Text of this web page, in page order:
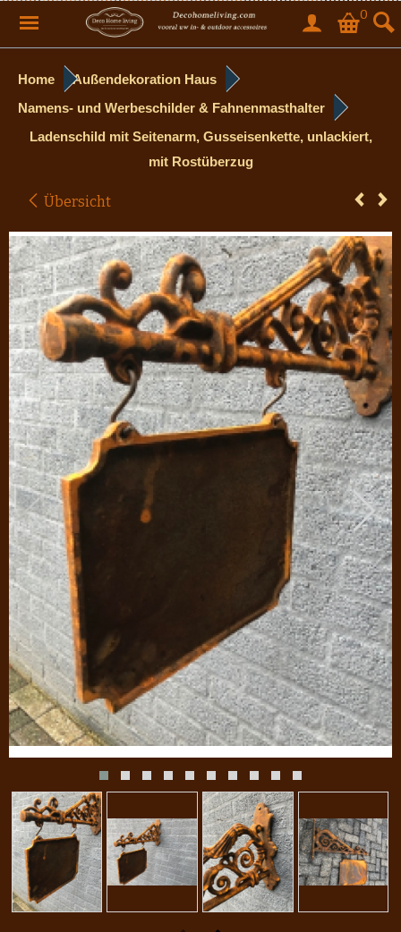
0
Home
Außendekoration Haus
Namens- und Werbeschilder & Fahnenmasthalter
Ladenschild mit Seitenarm, Gusseisenkette, unlackiert,
mit Rostüberzug
Übersicht